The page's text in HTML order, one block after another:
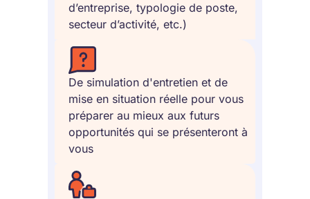
d’entreprise, typologie de poste,
secteur d’activité, etc.)
De simulation d'entretien et de
mise en situation réelle pour vous
préparer au mieux aux futurs
opportunités qui se présenteront à
vous